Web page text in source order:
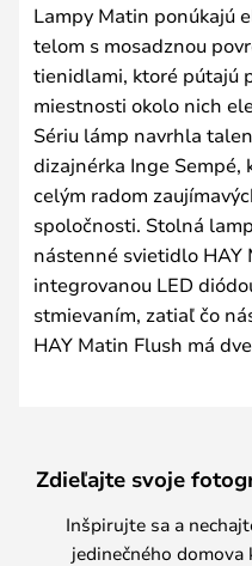
Lampy Matin ponúkajú
telom s mosadznou
tienidlami, ktoré pútajú
miestnosti okolo nich
Sériu lámp navrhla
dizajnérka Inge Sempé,
celým radom
spoločnosti. Stolná
nástenné svietidlo HAY
integrovanou LED
stmievaním, zatiaľ čo
HAY Matin Flush má
Zdieľajte svoje
Inšpirujte sa a
jedinečného domova